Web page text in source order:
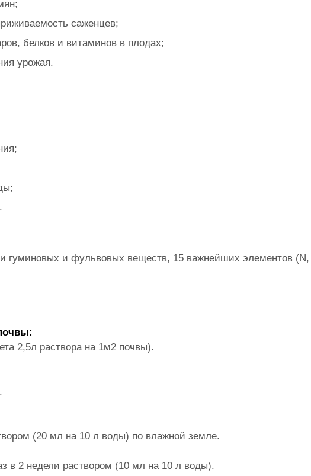
саженцев;
белков и витаминов в плодах;
урожая.
гуминовых и фульвовых веществ, 15 важнейших элементов (N,
2,5л раствора на 1м2 почвы).
(20 мл на 10 л воды) по влажной земле.
в 2 недели раствором (10 мл на 10 л воды).